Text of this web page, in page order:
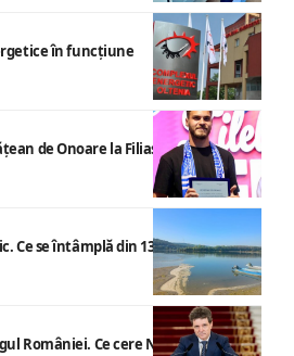
în funcțiune
de Onoare la Filiași
Ce se întâmplă din 13 august
României. Ce cere Nicușor Dan